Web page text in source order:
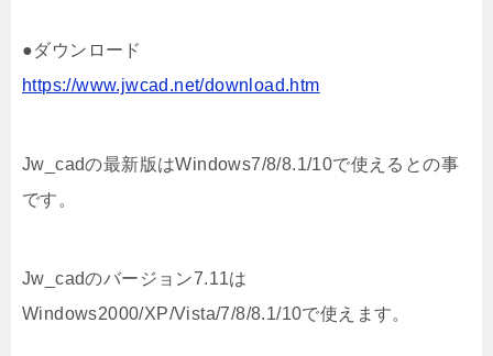
●ダウンロード
https://www.jwcad.net/download.htm
Jw_cadの最新版はWindows7/8/8.1/10で使えるとの事
です。
Jw_cadのバージョン7.11は
Windows2000/XP/Vista/7/8/8.1/10で使えます。